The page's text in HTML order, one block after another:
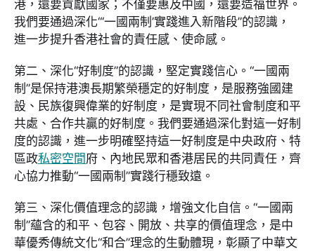
港，還要貢獻國家；不僅要惠及中國，還要造福世界。
我們要通過深化“‘一國兩制’實踐進入新階段”的認識，
進一步提升香港社會的責任感、使命感。
第二、深化“好制度”的認識，堅定實踐信心。“一國兩
制”是保持港澳長期繁榮穩定的好制度，是服務強國建
設、民族復興偉業的好制度，是實現不同社會制度和平
共處、合作共贏的好制度。我們要通過深化對這一好制
度的認識，進一步明確堅持這一好制度是中央政府、特
區政私密空間府、內地民眾和香港居民的共同責任，齊
心協力推動“一國兩制”實踐行穩致遠。
第三、深化價值理念的認識，增強文化自信。“一國兩
制”蘊含的和平、包容、開放、共享的價值理念，是中
華優秀傳統文化“和合”理念的生動體現，彰顯了中華文